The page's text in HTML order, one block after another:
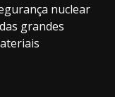
nuclear
grandes